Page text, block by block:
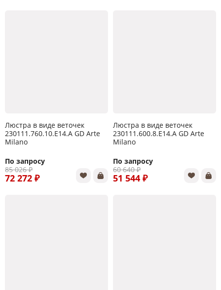
Люстра в виде веточек
230111.760.10.E14.A GD Arte
Milano
По запросу
85 026 ₽
72 272 ₽
Люстра в виде веточек
230111.600.8.E14.A GD Arte
Milano
По запросу
60 640 ₽
51 544 ₽